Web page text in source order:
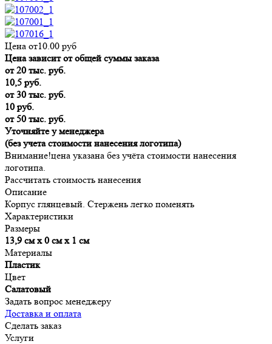
Цена от10.00 руб
Цена зависит от общей суммы заказа
от 20 тыс. руб.
10,5 руб.
от 30 тыс. руб.
10 руб.
от 50 тыс. руб.
Уточняйте у менеджера
(без учета стоимости нанесения логотипа)
Внимание!цена указана без учёта стоимости нанесения
логотипа.
Рассчитать стоимость нанесения
Описание
Корпус глянцевый. Стержень легко поменять
Характеристики
Размеры
13,9 см х 0 см х 1 см
Материалы
Пластик
Цвет
Салатовый
Задать вопрос менеджеру
Доставка и оплата
Сделать заказ
Услуги